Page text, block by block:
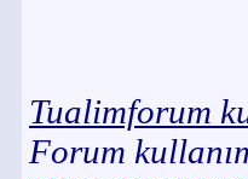
Tualimforum
Forum